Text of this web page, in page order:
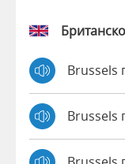
Brussels
Brussels